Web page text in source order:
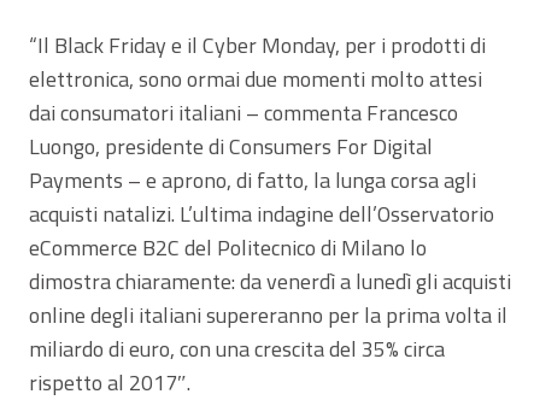
“Il Black Friday e il Cyber Monday, per i prodotti di
elettronica, sono ormai due momenti molto attesi
dai consumatori italiani – commenta Francesco
Luongo, presidente di Consumers For Digital
Payments – e aprono, di fatto, la lunga corsa agli
acquisti natalizi. L’ultima indagine dell’Osservatorio
eCommerce B2C del Politecnico di Milano lo
dimostra chiaramente: da venerdì a lunedì gli acquisti
online degli italiani supereranno per la prima volta il
miliardo di euro, con una crescita del 35% circa
rispetto al 2017″.